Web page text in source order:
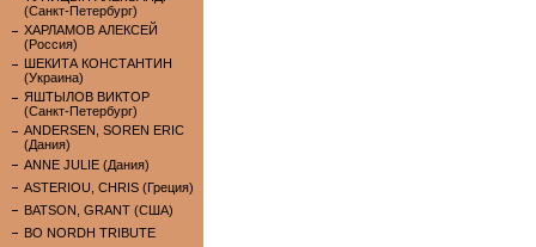
(Санкт-Петербург)
ХАРЛАМОВ АЛЕКСЕЙ
(Россия)
ШЕКИТА КОНСТАНТИН
(Украина)
ЯШТЫЛОВ ВИКТОР
(Санкт-Петербург)
ANDERSEN, SOREN ERIC
(Дания)
ANNE JULIE (Дания)
ASTERIOU, CHRIS (Греция)
BATSON, GRANT (США)
BO NORDH TRIBUTE